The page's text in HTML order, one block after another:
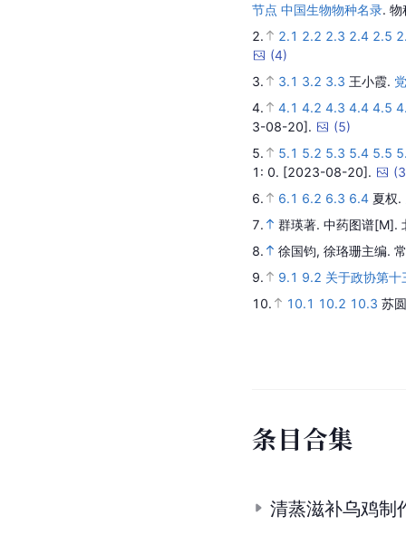
节点 中国生物物种名录. 物
2.
2.1 2.2 2.3 2.4 2.5
(4)
3.
3.1 3.2 3.3 王小霞.
4.
4.1 4.2 4.3 4.4 4.5
3-08-20].
(5)
5.
5.1 5.2 5.3 5.4 5.5
1 : 0. [2023-08-20]. (3
6.
6.1 6.2 6.3 6.4 夏权.
7.
群瑛著. 中药图谱[M].
8.
徐国钧, 徐珞珊主编.
9.
9.1 9.2 关于政协第
10.
10.1 10.2 10.3 苏
条目合集
清蒸滋补乌鸡制